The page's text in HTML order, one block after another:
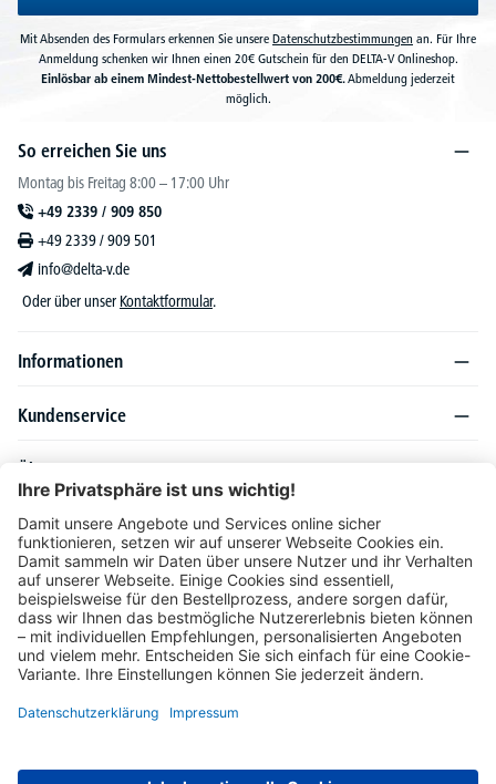
Mit Absenden des Formulars erkennen Sie unsere Datenschutzbestimmungen an. Für Ihre
Anmeldung schenken wir Ihnen einen 20€ Gutschein für den DELTA-V Onlineshop.
Einlösbar ab einem Mindest-Nettobestellwert von 200€.Abmeldung jederzeit
möglich.
So erreichen Sie uns
Montag bis Freitag 8:00 – 17:00 Uhr
+49 2339 / 909 850
+49 2339 / 909 501
info@delta-v.de
Oder über unser Kontaktformular.
Informationen
Kundenservice
Über DELTA-V
Produktsortiment
Ratgeber
Folgen Sie uns auch auf
Unser Angebot richtet sich ausschließlich an Industrie, Handel, Gewerbe und